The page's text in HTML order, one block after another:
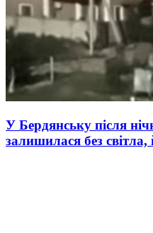
У Бердянську після
залишилася без